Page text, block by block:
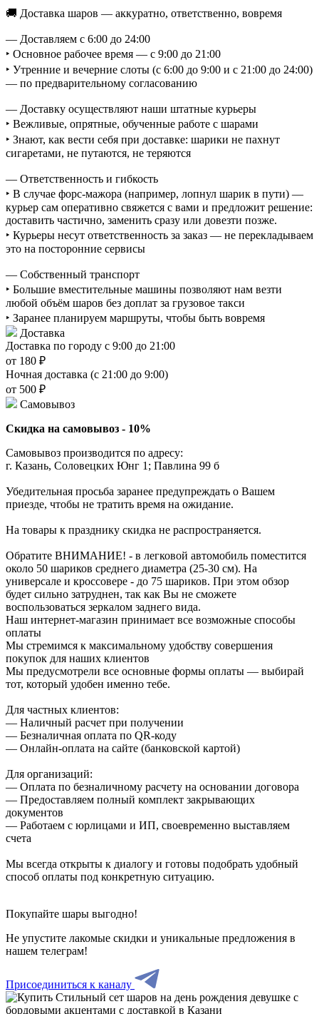
🚚 Доставка шаров — аккуратно, ответственно, вовремя
— Доставляем с 6:00 до 24:00
‣ Основное рабочее время — с 9:00 до 21:00
‣ Утренние и вечерние слоты (с 6:00 до 9:00 и с 21:00 до 24:00)
— по предварительному согласованию
— Доставку осуществляют наши штатные курьеры
‣ Вежливые, опрятные, обученные работе с шарами
‣ Знают, как вести себя при доставке: шарики не пахнут
сигаретами, не путаются, не теряются
— Ответственность и гибкость
‣ В случае форс-мажора (например, лопнул шарик в пути) —
курьер сам оперативно свяжется с вами и предложит решение:
доставить частично, заменить сразу или довезти позже.
‣ Курьеры несут ответственность за заказ — не перекладываем
это на посторонние сервисы
— Собственный транспорт
‣ Большие вместительные машины позволяют нам везти
любой объём шаров без доплат за грузовое такси
‣ Заранее планируем маршруты, чтобы быть вовремя
Доставка
Доставка по городу с 9:00 до 21:00
от 180 ₽
Ночная доставка (с 21:00 до 9:00)
от 500 ₽
Самовывоз
Скидка на самовывоз - 10%
Самовывоз производится по адресу:
г. Казань, Соловецких Юнг 1; Павлина 99 б
Убедительная просьба заранее предупреждать о Вашем
приезде, чтобы не тратить время на ожидание.
На товары к празднику скидка не распространяется.
Обратите ВНИМАНИЕ! - в легковой автомобиль поместится
около 50 шариков среднего диаметра (25-30 см). На
универсале и кроссовере - до 75 шариков. При этом обзор
будет сильно затруднен, так как Вы не сможете
воспользоваться зеркалом заднего вида.
Наш интернет-магазин принимает все возможные способы
оплаты
Мы стремимся к максимальному удобству совершения
покупок для наших клиентов
Мы предусмотрели все основные формы оплаты — выбирай
тот, который удобен именно тебе.
Для частных клиентов:
— Наличный расчет при получении
— Безналичная оплата по QR-коду
— Онлайн-оплата на сайте (банковской картой)
Для организаций:
— Оплата по безналичному расчету на основании договора
— Предоставляем полный комплект закрывающих
документов
— Работаем с юрлицами и ИП, своевременно выставляем
счета
Мы всегда открыты к диалогу и готовы подобрать удобный
способ оплаты под конкретную ситуацию.
Покупайте шары выгодно!
Не упустите лакомые скидки и уникальные предложения в
нашем телеграм!
Присоединиться к каналу